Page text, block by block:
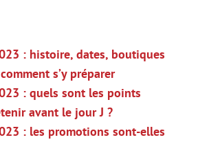
: histoire, dates, boutiques
s’y préparer
: quels sont les points
avant le jour J ?
: les promotions sont-elles